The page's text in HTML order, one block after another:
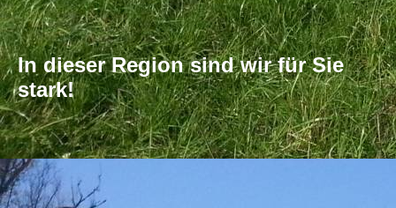
In dieser Region sind wir für Sie
stark!